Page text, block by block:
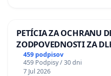
PETÍCIA ZA OCHRANU
ZODPOVEDNOSTI ZA
A ZLYHANIE ŠTÁTU
459 podpisov
459 Podpisy / 30 dni
7 Jul 2026